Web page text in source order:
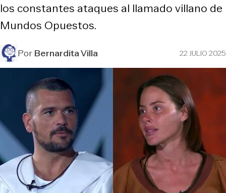
los constantes ataques al llamado villano de
Mundos Opuestos.
PorBernardita Villa 22 JULIO 2025